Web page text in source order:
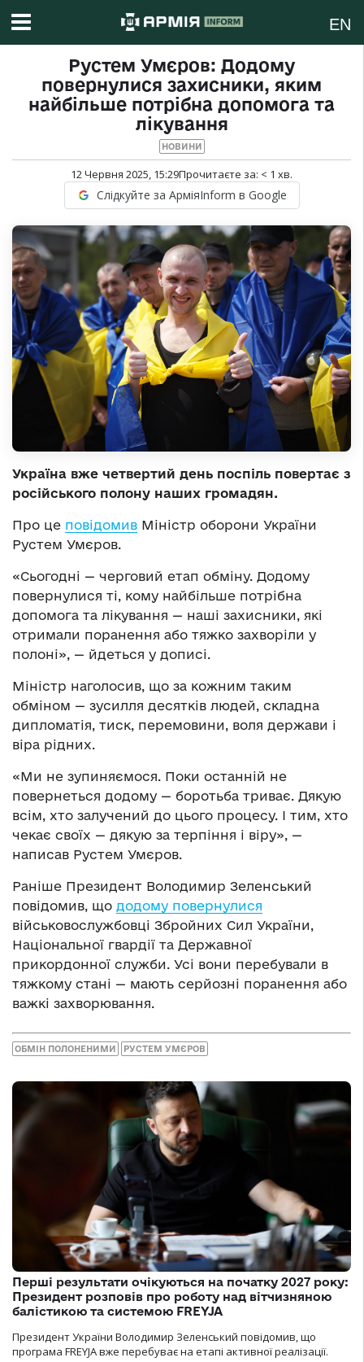
EN
Рустем Умєров: Додому
повернулися захисники, яким
найбільше потрібна допомога та
лікування
НОВИНИ
12 Червня 2025, 15:29Прочитаєте за: < 1 хв.
Слідкуйте за АрміяInform в Google
Україна вже четвертий день поспіль повертає з
російського полону наших громадян.
Про це повідомив Міністр оборони України
Рустем Умєров.
«Сьогодні — черговий етап обміну. Додому
повернулися ті, кому найбільше потрібна
допомога та лікування — наші захисники, які
отримали поранення або тяжко захворіли у
полоні», — йдеться у дописі.
Міністр наголосив, що за кожним таким
обміном — зусилля десятків людей, складна
дипломатія, тиск, перемовини, воля держави і
віра рідних.
«Ми не зупиняємося. Поки останній не
повернеться додому — боротьба триває. Дякую
всім, хто залучений до цього процесу. І тим, хто
чекає своїх — дякую за терпіння і віру», —
написав Рустем Умєров.
Раніше Президент Володимир Зеленський
повідомив, що додому повернулися
військовослужбовці Збройних Сил України,
Національної гвардії та Державної
прикордонної служби. Усі вони перебували в
тяжкому стані — мають серйозні поранення або
важкі захворювання.
ОБМІН ПОЛОНЕНИМИ РУСТЕМ УМЄРОВ
Перші результати очікуються на початку 2027 року:
Президент розповів про роботу над вітчизняною
балістикою та системою FREYJA
Президент України Володимир Зеленський повідомив, що
програма FREYJA вже перебуває на етапі активної реалізації.